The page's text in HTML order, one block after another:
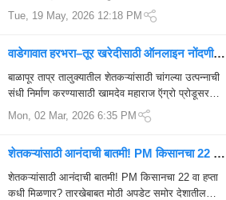
भूमिका घेणार? मुंबई : राज्यातील ला...
Tue, 19 May, 2026 12:18 PM
वाडेगावात हरभरा–तूर खरेदीसाठी ऑनलाइन नोंदणी
बाळापूर ताप्र तालुक्यातील शेतकऱ्यांसाठी चांगल्या उत्पन्नाची
संधी निर्माण करण्यासाठी खामदेव महाराज ऍग्रो प्रोडूसर
कंपनी लिमिटेड मार्फत वाडेगाव येथे नाफेड ...
Mon, 02 Mar, 2026 6:35 PM
शेतकऱ्यांसाठी आनंदाची बातमी! PM किसानचा 22 वा
हप्ता कधी येणार? मोठी अपडेट समोर
शेतकऱ्यांसाठी आनंदाची बातमी! PM किसानचा 22 वा हप्ता
कधी मिळणार? तारखेबाबत मोठी अपडेट समोर देशातील